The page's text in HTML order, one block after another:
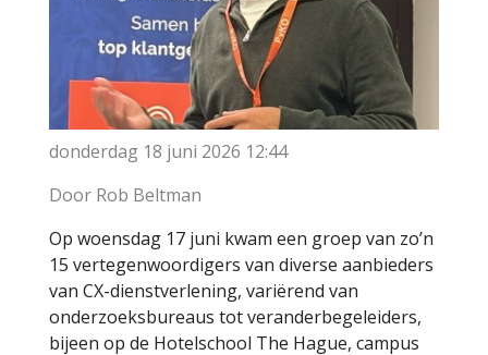
donderdag 18 juni 2026 12:44
Door Rob Beltman
Op woensdag 17 juni kwam een groep van zo’n
15 vertegenwoordigers van diverse aanbieders
van CX-dienstverlening, variërend van
onderzoeksbureaus tot veranderbegeleiders,
bijeen op de Hotelschool The Hague, campus